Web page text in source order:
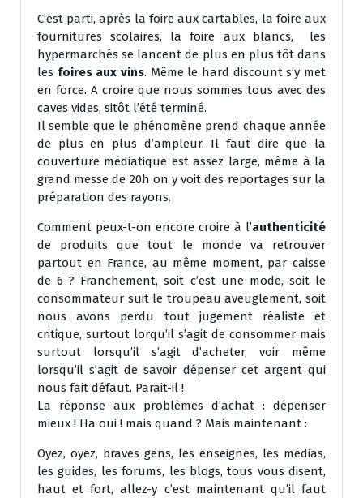
C’est parti, après la foire aux cartables, la foire aux
fournitures scolaires, la foire aux blancs, les
hypermarchés se lancent de plus en plus tôt dans
les foires aux vins. Même le hard discount s’y met
en force. A croire que nous sommes tous avec des
caves vides, sitôt l’été terminé.
Il semble que le phénomène prend chaque année
de plus en plus d’ampleur. Il faut dire que la
couverture médiatique est assez large, même à la
grand messe de 20h on y voit des reportages sur la
préparation des rayons.
Comment peux-t-on encore croire à l’authenticité
de produits que tout le monde va retrouver
partout en France, au même moment, par caisse
de 6 ? Franchement, soit c’est une mode, soit le
consommateur suit le troupeau aveuglement, soit
nous avons perdu tout jugement réaliste et
critique, surtout lorqu’il s’agit de consommer mais
surtout lorsqu’il s’agit d’acheter, voir même
lorsqu’il s’agit de savoir dépenser cet argent qui
nous fait défaut. Parait-il !
La réponse aux problèmes d’achat : dépenser
mieux ! Ha oui ! mais quand ? Mais maintenant :
Oyez, oyez, braves gens, les enseignes, les médias,
les guides, les forums, les blogs, tous vous disent,
haut et fort, allez-y c’est maintenant qu’il faut